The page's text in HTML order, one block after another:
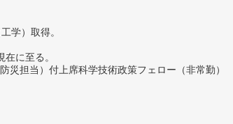
学）取得。
に至る。
担当）付上席科学技術政策フェロー（非常勤）